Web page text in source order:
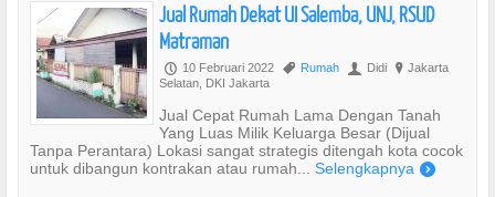
Jual Rumah Dekat UI Salemba, UNJ, RSUD
Matraman
P 10 Februari 2022 , Rumah U Didi ? Jakarta
Selatan, DKI Jakarta
Jual Cepat Rumah Lama Dengan Tanah
Yang Luas Milik Keluarga Besar (Dijual
Tanpa Perantara) Lokasi sangat strategis ditengah kota cocok
untuk dibangun kontrakan atau rumah... Selengkapnya )